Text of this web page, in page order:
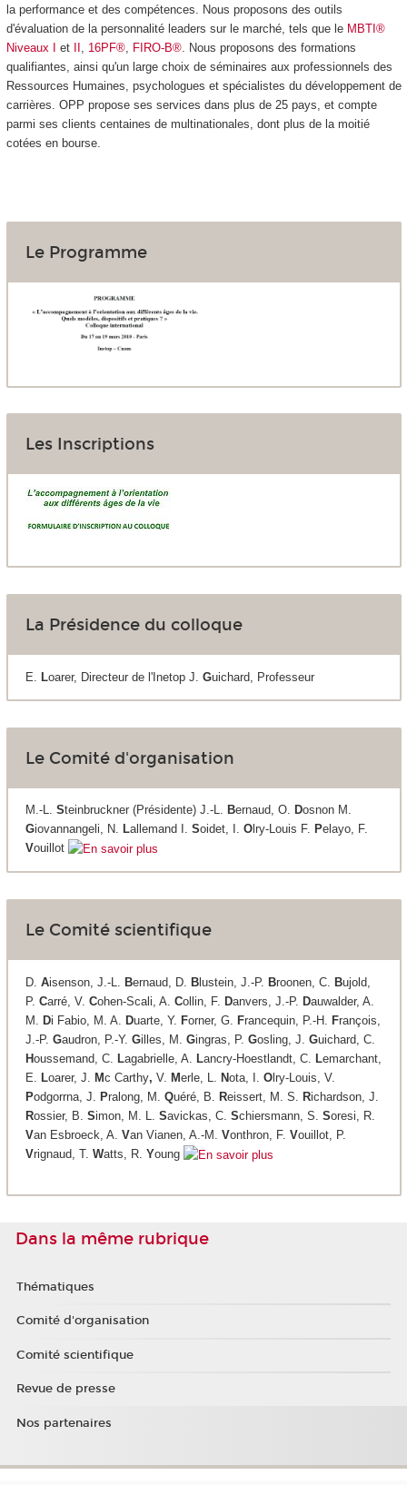
la performance et des compétences. Nous proposons des outils
d'évaluation de la personnalité leaders sur le marché, tels que le MBTI®
Niveaux I
et , 16PF®, FIRO-B®. Nous proposons des formations
qualifiantes, ainsi qu'un large choix de séminaires aux professionnels des
Ressources Humaines, psychologues et spécialistes du développement de
carrières. OPP propose ses services dans plus de 25 pays, et compte
parmi ses clients centaines de multinationales, dont plus de la moitié
cotées en bourse.
Le Programme
Les Inscriptions
La Présidence du colloque
E. Loarer, Directeur de l'Inetop J. Guichard, Professeur
Le Comité d'organisation
M.-L. Steinbruckner (Présidente) J.-L. Bernaud, O. Dosnon M.
Giovannangeli, N. Lallemand I. Soidet, I. Olry-Louis F. Pelayo, F.
Vouillot
Le Comité scientifique
D. Aisenson, J.-L. Bernaud, D. Blustein, J.-P. Broonen, C. Bujold,
P. Carré, V. Cohen-Scali, A. Collin, F. Danvers, J.-P. Dauwalder, A.
M. Di Fabio, M. A. Duarte, Y. Forner, G. Francequin, P.-H. François,
J.-P. Gaudron, P.-Y. Gilles, M. Gingras, P. Gosling, J. Guichard, C.
Houssemand, C. Lagabrielle, A. Lancry-Hoestlandt, C. Lemarchant,
E. Loarer, J. Mc Carthy, V. Merle, L. Nota, I. Olry-Louis, V.
Podgorrna, J. Pralong, M. Quéré, B. Reissert, M. S. Richardson, J.
Rossier, B. Simon, M. L. Savickas, C. Schiersmann, S. Soresi, R.
Van Esbroeck, A. Van Vianen, A.-M. Vonthron, F. Vouillot, P.
Vrignaud, T. Watts, R. Young
Dans la même rubrique
Thématiques
Comité d'organisation
Comité scientifique
Revue de presse
Nos partenaires